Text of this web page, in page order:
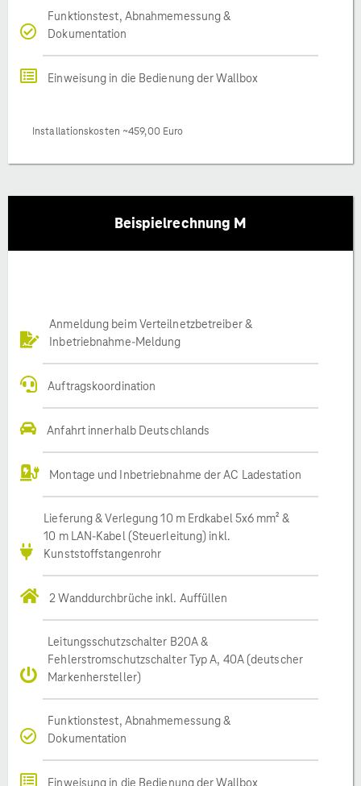
Funktionstest, Abnahmemessung &
Dokumentation
Einweisung in die Bedienung der Wallbox
Installationskosten ~459,00 Euro
Beispielrechnung M
Anmeldung beim Verteilnetzbetreiber &
Inbetriebnahme-Meldung
Auftragskoordination
Anfahrt innerhalb Deutschlands
Montage und Inbetriebnahme der AC Ladestation
Lieferung & Verlegung 10 m Erdkabel 5x6 mm² &
10 m LAN-Kabel (Steuerleitung) inkl.
Kunststoffstangenrohr
2 Wanddurchbrüche inkl. Auffüllen
Leitungsschutzschalter B20A &
Fehlerstromschutzschalter Typ A, 40A (deutscher
Markenhersteller)
Funktionstest, Abnahmemessung &
Dokumentation
Einweisung in die Bedienung der Wallbox